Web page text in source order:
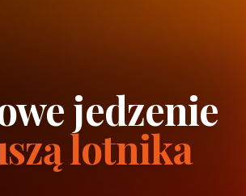
jedzenie
lotnika